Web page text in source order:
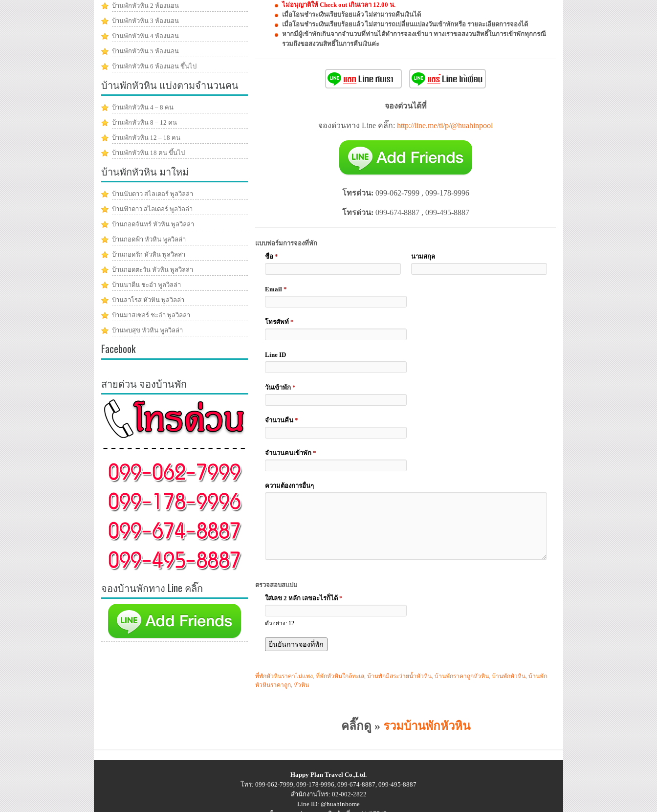
ไม่อนุญาติให้ Check out เกินเวลา 12.00 น.
เมื่อโอนชำระเงินเรียบร้อยแล้ว ไม่สามารถคืนเงินได้
เมื่อโอนชำระเงินเรียบร้อยแล้ว ไม่สามารถเปลี่ยนแปลงวันเข้าพักหรือ รายละเอียดการจองได้
หากมีผู้เข้าพักเกินจากจำนวนที่ท่านได้ทำการจองเข้ามา ทางเราขอสงวนสิทธิ์ในการเข้าพักทุกกรณี
รวมถึงขอสงวนสิทธิ์ในการคืนเงินค่ะ
จองด่วนได้ที่
จองด่วนทาง Line คลิ๊ก: http://line.me/ti/p/@huahinpool
โทรด่วน: 099-062-7999 , 099-178-9996
โทรด่วน: 099-674-8887 , 099-495-8887
แบบฟอร์มการจองที่พัก
ชื่อ * นามสกุล
Email *
โทรศัพท์ *
Line ID
วันเข้าพัก *
จำนวนคืน *
จำนวนคนเข้าพัก *
ความต้องการอื่นๆ
ตรวจสอบสแปม
ใส่เลข 2 หลัก เลขอะไรก็ได้ *
ตัวอย่าง: 12
ที่พักหัวหินราคาไม่แพง ที่พักหัวหินใกล้ทะเล บ้านพักมีสระว่ายน้ำหัวหิน บ้านพักราคาถูกหัวหิน บ้านพักหัวหิน บ้านพัก
หัวหินราคาถูก หัวหิน
คลิ๊กดู » รวมบ้านพักหัวหิน
บ้านพักหัวหิน 2 ห้องนอน
บ้านพักหัวหิน 3 ห้องนอน
บ้านพักหัวหิน 4 ห้องนอน
บ้านพักหัวหิน 5 ห้องนอน
บ้านพักหัวหิน 6 ห้องนอน ขึ้นไป
บ้านพักหัวหิน แบ่งตามจำนวนคน
บ้านพักหัวหิน 4 – 8 คน
บ้านพักหัวหิน 8 – 12 คน
บ้านพักหัวหิน 12 – 18 คน
บ้านพักหัวหิน 18 คน ขึ้นไป
บ้านพักหัวหิน มาใหม่
บ้านนับดาว สไลเดอร์ พูลวิลล่า
บ้านฟ้าดาว สไลเดอร์ พูลวิลล่า
บ้านกอดจันทร์ หัวหิน พูลวิลล่า
บ้านกอดฟ้า หัวหิน พูลวิลล่า
บ้านกอดรัก หัวหิน พูลวิลล่า
บ้านกอดตะวัน หัวหิน พูลวิลล่า
บ้านนาดีน ชะอำ พูลวิลล่า
บ้านลาโรส หัวหิน พูลวิลล่า
บ้านมาสเซอร์ ชะอำ พูลวิลล่า
บ้านพบสุข หัวหิน พูลวิลล่า
Facebook
สายด่วน จองบ้านพัก
จองบ้านพักทาง Line คลิ๊ก
Happy Plan Travel Co.,Ltd.
โทร: 099-062-7999, 099-178-9996, 099-674-8887, 099-495-8887
สำนักงานโทร: 02-002-2822
Line ID: @huahinhome